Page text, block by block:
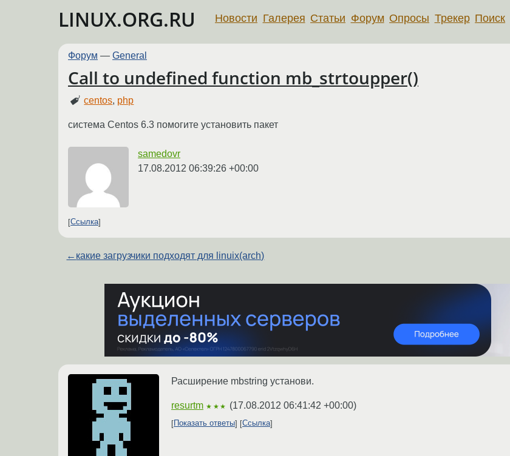
LINUX.ORG.RU Новости Галерея Статьи Форум Опросы Трекер Поиск
Форум — General
Call to undefined function mb_strtoupper()
centos, php
система Centos 6.3 помогите установить пакет
samedovr
17.08.2012 06:39:26 +00:00
Ссылка
← какие загрузчики подходят для linuix(arch)
Расширение mbstring установи.
resurtm ★★★ (17.08.2012 06:41:42 +00:00)
Показать ответы Ссылка